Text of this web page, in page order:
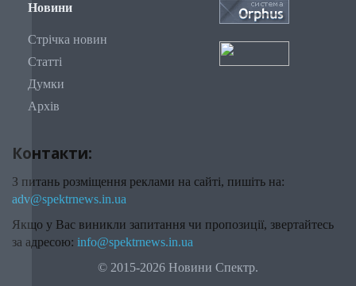
Новини
Стрічка новин
Статті
Думки
Архів
Контакти:
З питань розміщення реклами на сайті, пишіть на:
adv@spektrnews.in.ua
Якщо у Вас виникли запитання чи пропозиції, звертайтесь
за адресою: info@spektrnews.in.ua
© 2015-2026 Новини Спектр.